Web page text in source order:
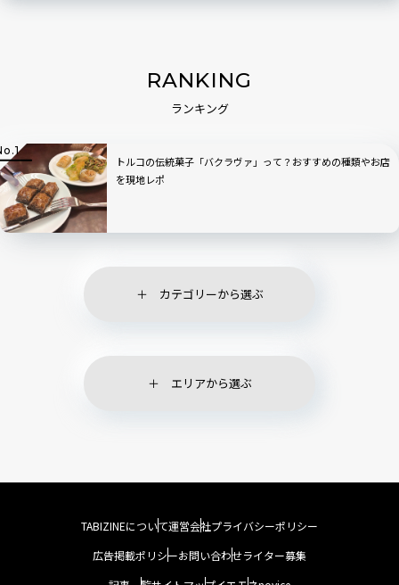
RANKING
ランキング
トルコの伝統菓子「バクラヴァ」って？おすすめの種類やお店
を現地レポ
カテゴリーから選ぶ
エリアから選ぶ
TABIZINEについて運営会社プライバシーポリシー
広告掲載ポリシーお問い合わせライター募集